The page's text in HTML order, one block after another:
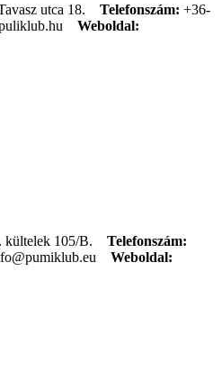
utca 18. Telefonszám: +36-
Weboldal:
kültelek 105/B. Telefonszám:
Weboldal: